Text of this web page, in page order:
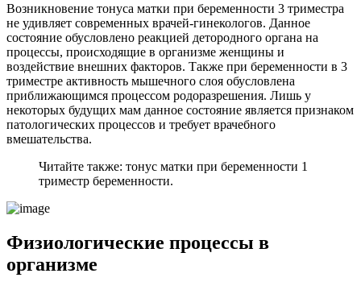
Возникновение тонуса матки при беременности 3 триместра
не удивляет современных врачей-гинекологов. Данное
состояние обусловлено реакцией детородного органа на
процессы, происходящие в организме женщины и
воздействие внешних факторов. Также при беременности в 3
триместре активность мышечного слоя обусловлена
приближающимся процессом родоразрешения. Лишь у
некоторых будущих мам данное состояние является признаком
патологических процессов и требует врачебного
вмешательства.
Читайте также: тонус матки при беременности 1
триместр беременности.
Физиологические процессы в
организме